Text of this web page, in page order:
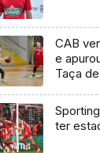
CAB
e
Taça
ter